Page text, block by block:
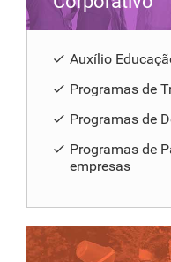
Auxílio
Programas de
Programas de
Programas de
empresas